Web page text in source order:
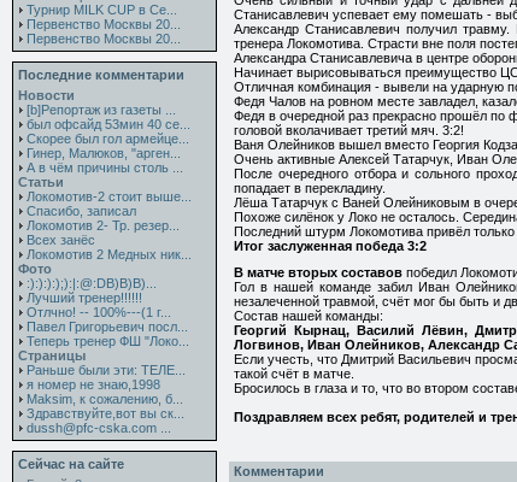
Турнир MILK CUP в Се...
Первенство Москвы 20...
Первенство Москвы 20...
Последние комментарии
Новости
[b]Репортаж из газеты ...
был офсайд 53мин 40 се...
Скорее был гол армейце...
Гинер, Малюков, "арген...
А в чём причины столь ...
Статьи
Локомотив-2 стоит выше...
Спасибо, записал
Локомотив 2- Тр. резер...
Всех занёс
Локомотив 2 Медных ник...
Фото
:):):):);):|:@:DB)B)B)...
Лучший тренер!!!!!!
Отлчно! -- 100%---(1 г...
Павел Григорьевич посл...
Теперь тренер ФШ "Локо...
Страницы
Раньше были эти: ТЕЛЕ...
я номер не знаю,1998
Maksim, к сожалению, б...
Здравствуйте,вот вы ск...
dussh@pfc-cska.com ...
Сейчас на сайте
Станисавлевич успевает ему помешать -
Александр Станисавлевич получил
тренера Локомотива. Страсти вне поля
Александра Станисавлевича в центре
Начинает вырисовываться преимущество
Отличная комбинация - вывели на ударную
Федя Чалов на ровном месте завладел,
Федя в очередной раз прекрасно прошёл по
головой вколачивает третий мяч. 3:2!
Ваня Олейников вышел вместо Георгия
Очень активные Алексей Татарчук, Иван
После очередного отбора и сольного
попадает в перекладину.
Лёша Татарчук с Ваней Олейниковым в
Похоже силёнок у Локо не осталось.
Последний штурм Локомотива привёл только
Итог заслуженная победа 3:2
В матче вторых составов победил
Гол в нашей команде забил Иван
незалеченной травмой, счёт мог бы быть и
Состав нашей команды:
Георгий Кырнац, Василий Лёвин,
Логвинов, Иван Олейников, Александр
Если учесть, что Дмитрий Васильевич
такой счёт в матче.
Бросилось в глаза и то, что во втором
Поздравляем всех ребят, родителей и
Комментарии